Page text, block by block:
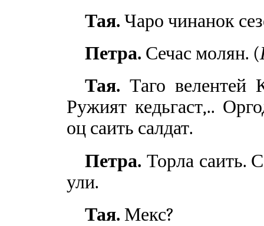
Тая. Чаро чинанок
Петра. Сечас молян. (
Тая. Таго велентей
Ружият кедьгаст,..
оц саить салдат.
Петра. Торла саить.
ули.
Тая. Мекс?